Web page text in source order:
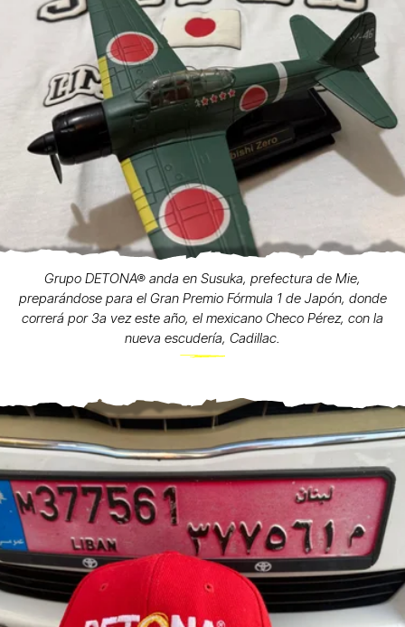
Grupo DETONA® anda en Susuka, prefectura de Mie,
preparándose para el Gran Premio Fórmula 1 de Japón, donde
correrá por 3a vez este año, el mexicano Checo Pérez, con la
nueva escudería, Cadillac.